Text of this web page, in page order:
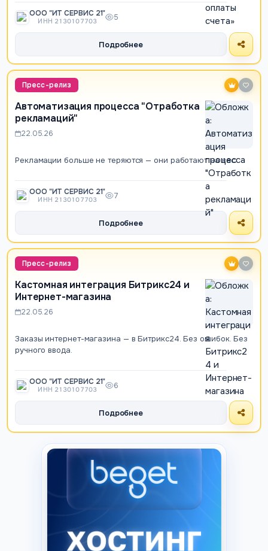
ООО "ИТ СЕРВИС 21"
ИНН 2130107703 5
Подробнее
Пресс-релиз
Автоматизация процесса "Отработка
рекламаций"
22.05.26
Рекламации больше не теряются — они работают на вас.
ООО "ИТ СЕРВИС 21"
ИНН 2130107703 7
Подробнее
Пресс-релиз
Кастомная интеграция Битрикс24 и
Интернет-магазина
22.05.26
Заказы интернет-магазина — в Битрикс24. Без ошибок. Без
ручного ввода.
ООО "ИТ СЕРВИС 21"
ИНН 2130107703 6
Подробнее